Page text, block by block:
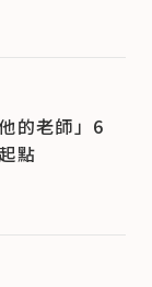
的老師」6
點